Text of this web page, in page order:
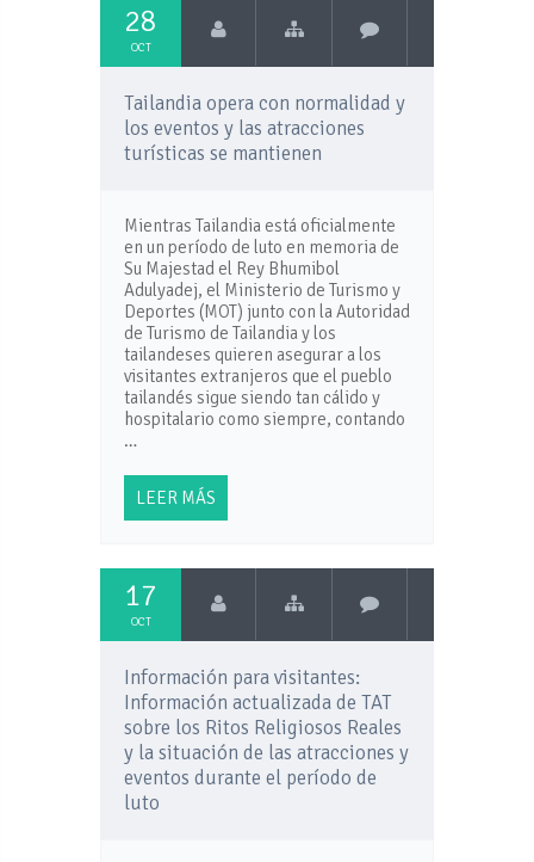
28
OCT
Tailandia opera con normalidad y
los eventos y las atracciones
turísticas se mantienen
Mientras Tailandia está oficialmente
en un período de luto en memoria de
Su Majestad el Rey Bhumibol
Adulyadej, el Ministerio de Turismo y
Deportes (MOT) junto con la Autoridad
de Turismo de Tailandia y los
tailandeses quieren asegurar a los
visitantes extranjeros que el pueblo
tailandés sigue siendo tan cálido y
hospitalario como siempre, contando
…
LEER MÁS
17
OCT
Información para visitantes:
Información actualizada de TAT
sobre los Ritos Religiosos Reales
y la situación de las atracciones y
eventos durante el período de
luto